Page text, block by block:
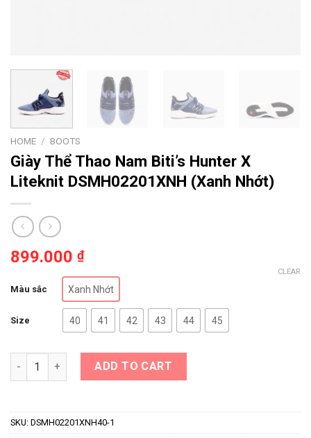
HOME / BOOTS
Giày Thể Thao Nam Biti’s Hunter X
Liteknit DSMH02201XNH (Xanh Nhớt)
899.000 ₫
Màu sắc Xanh Nhớt
Size 40 41 42 43 44 45
CLEAR
Giày Thể Thao Nam Biti's Hunter X Liteknit DSMH02201XNH
ADD TO CART
SKU: DSMH02201XNH40-1